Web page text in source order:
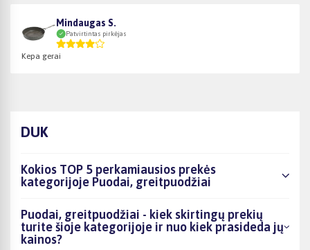
Mindaugas S.
Patvirtintas pirkėjas
Kepa gerai
DUK
Kokios TOP 5 perkamiausios prekės
kategorijoje Puodai, greitpuodžiai
Puodai, greitpuodžiai - kiek skirtingų prekių
turite šioje kategorijoje ir nuo kiek prasideda jų
kainos?